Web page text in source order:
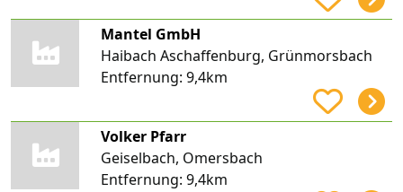
Mantel GmbH
Haibach Aschaffenburg, Grünmorsbach
Entfernung: 9,4km
Volker Pfarr
Geiselbach, Omersbach
Entfernung: 9,4km